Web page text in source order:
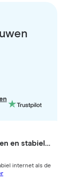
en stabiel…
internet als de